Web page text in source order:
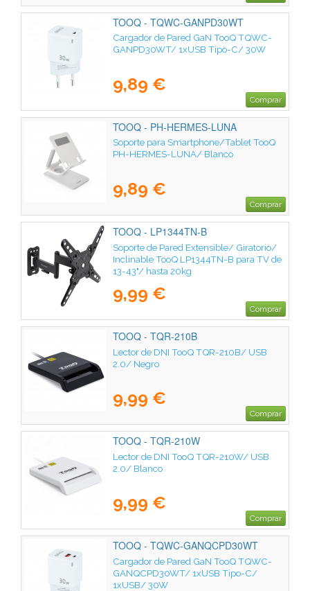
TOOQ - TQWC-GANPD30WT
Cargador de Pared GaN TooQ TQWC-
GANPD30WT/ 1xUSB Tipo-C/ 30W
9,89 €
Comprar
TOOQ - PH-HERMES-LUNA
Soporte para Smartphone/Tablet TooQ
PH-HERMES-LUNA/ Blanco
9,89 €
Comprar
TOOQ - LP1344TN-B
Soporte de Pared Extensible/ Giratorio/
Inclinable TooQ LP1344TN-B para TV de
13-43"/ hasta 20kg
9,99 €
Comprar
TOOQ - TQR-210B
Lector de DNI TooQ TQR-210B/ USB
2.0/ Negro
9,99 €
Comprar
TOOQ - TQR-210W
Lector de DNI TooQ TQR-210W/ USB
2.0/ Blanco
9,99 €
Comprar
TOOQ - TQWC-GANQCPD30WT
Cargador de Pared GaN TooQ TQWC-
GANQCPD30WT/ 1xUSB Tipo-C/
1xUSB/ 30W